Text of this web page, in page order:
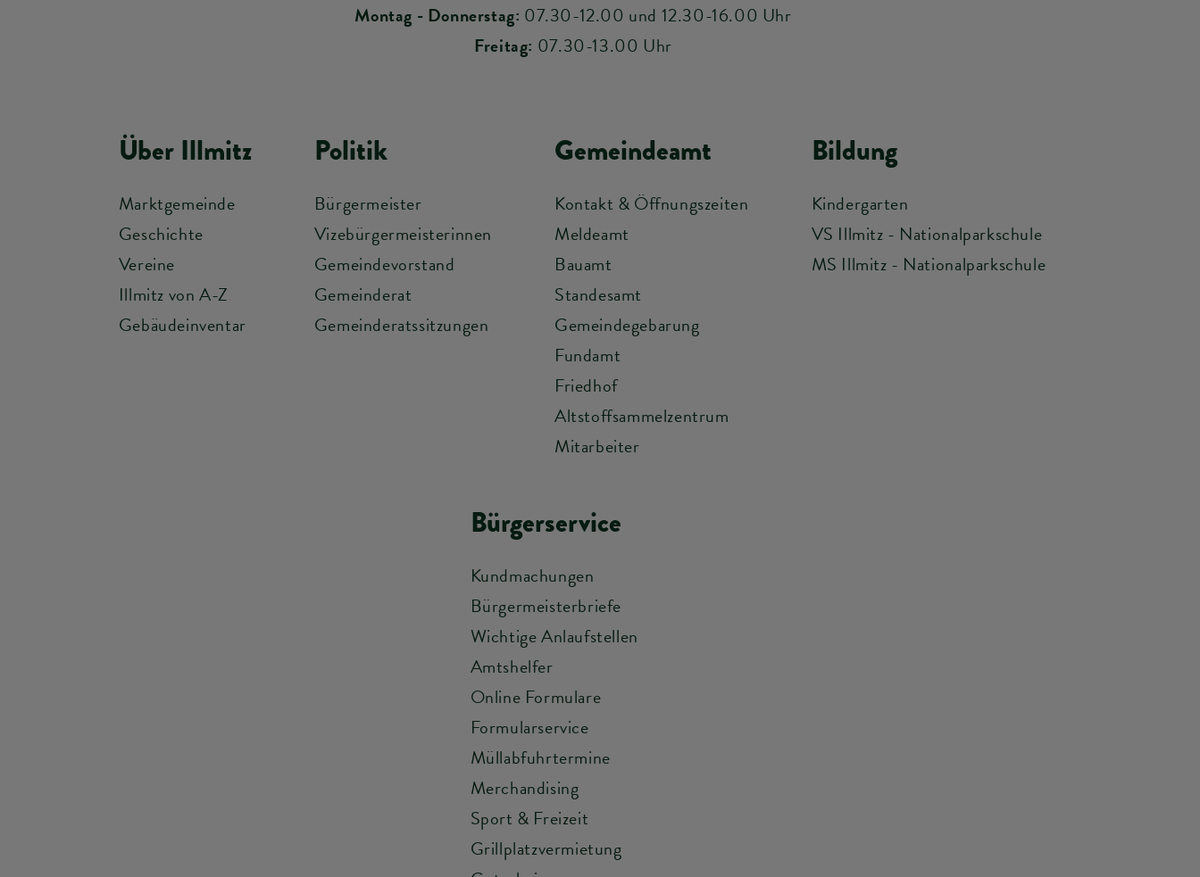
Montag - Donnerstag: 07.30-12.00 und 12.30-16.00 Uhr
Freitag: 07.30-13.00 Uhr
Über Illmitz
Marktgemeinde
Geschichte
Vereine
Illmitz von A-Z
Gebäudeinventar
Politik
Bürgermeister
Vizebürgermeisterinnen
Gemeindevorstand
Gemeinderat
Gemeinderatssitzungen
Gemeindeamt
Kontakt & Öffnungszeiten
Meldeamt
Bauamt
Standesamt
Gemeindegebarung
Fundamt
Friedhof
Altstoffsammelzentrum
Mitarbeiter
Bildung
Kindergarten
VS Illmitz - Nationalparkschule
MS Illmitz - Nationalparkschule
Bürgerservice
Kundmachungen
Bürgermeisterbriefe
Wichtige Anlaufstellen
Amtshelfer
Online Formulare
Formularservice
Müllabfuhrtermine
Merchandising
Sport & Freizeit
Grillplatzvermietung